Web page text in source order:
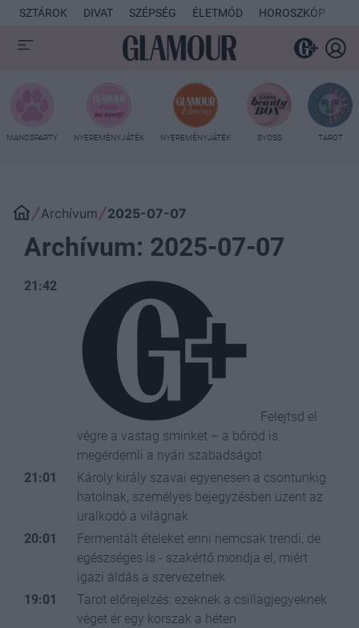
SZTÁROK DIVAT SZÉPSÉG ÉLETMÓD HOROSZKÓP
MANCSPARTY NYEREMÉNYJÁTÉK NYEREMÉNYJÁTÉK SYOSS TAROT
Archívum 2025-07-07
Archívum: 2025-07-07
21:42
Felejtsd el
végre a vastag sminket – a bőröd is
megérdemli a nyári szabadságot
21:01
Károly király szavai egyenesen a csontunkig
hatolnak, személyes bejegyzésben üzent az
uralkodó a világnak
20:01
Fermentált ételeket enni nemcsak trendi, de
egészséges is - szakértő mondja el, miért
igazi áldás a szervezetnek
19:01
Tarot előrejelzés: ezeknek a csillagjegyeknek
véget ér egy korszak a héten